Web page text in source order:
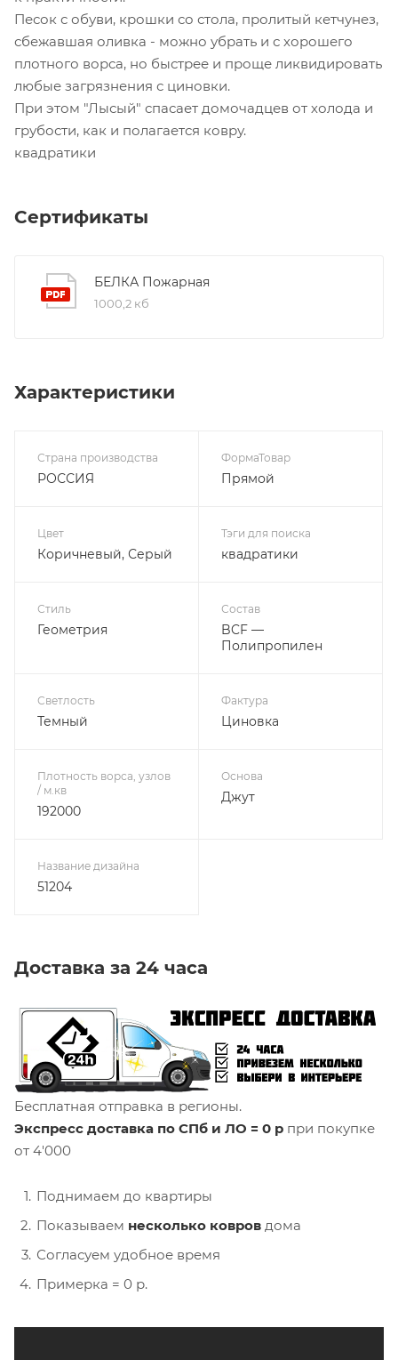
Песок с обуви, крошки со стола, пролитый кетчунез,
сбежавшая оливка - можно убрать и с хорошего
плотного ворса, но быстрее и проще ликвидировать
любые загрязнения с циновки.
При этом "Лысый" спасает домочадцев от холода и
грубости, как и полагается ковру.
квадратики
Сертификаты
БЕЛКА Пожарная
1000,2 кб
Характеристики
Страна производства
РОССИЯ
ФормаТовар
Прямой
Цвет
Коричневый, Серый
Тэги для поиска
квадратики
Стиль
Геометрия
Состав
BCF —
Полипропилен
Светлость
Темный
Фактура
Циновка
Плотность ворса, узлов
/ м.кв
192000
Основа
Джут
Название дизайна
51204
Доставка за 24 часа
Бесплатная отправка в регионы.
Экспресс доставка по СПб и ЛО = 0 р при покупке
от 4'000
Поднимаем до квартиры
Показываем несколько ковров дома
Согласуем удобное время
Примерка = 0 р.